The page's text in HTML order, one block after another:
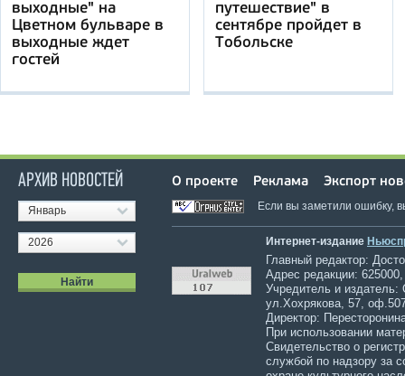
выходные" на
Цветном бульваре в
выходные ждет
гостей
путешествие" в
сентябре пройдет в
Тобольске
АРХИВ НОВОСТЕЙ
Январь
2026
О проекте Реклама Экспорт
Если вы заметили ошибку,
Интернет-издание
Главный редактор:
Адрес редакции:
Учредитель и
ул.Хохрякова, 57,
Директор:
При использовании
Свидетельство о
службой по надзору за